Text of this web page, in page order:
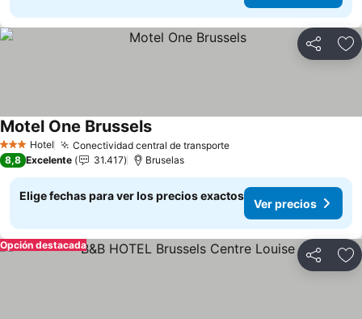
Compartir
3 Estrellas
Hotel Conectividad central de transporteVer precios
Motel One BrusselsVer precios
8,8 Excelente 31.417 Bruselas
Elige fechas para ver los precios exactos
Ver precios
Compartir
Opción destacada